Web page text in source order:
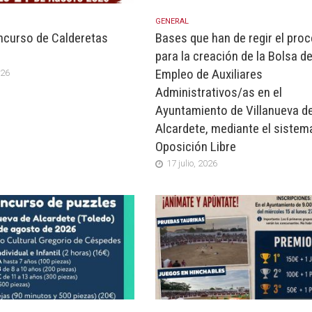
de Calderetas
GENERAL
Bases que han de regir el
para la creación de la Bolsa de
Empleo de Auxiliares
Administrativos/as en el
Ayuntamiento de Villanueva
Alcardete, mediante el
Oposición Libre
17 julio, 2026